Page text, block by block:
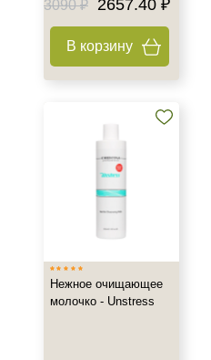
3090 ₽
2657.40 ₽
В корзину
Нежное очищающее
молочко - Unstress
+7 (929)